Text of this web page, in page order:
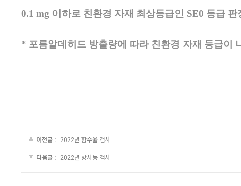
0.1 mg 이하로 친환경 자재 최상등급인 SE0 등급
* 포름알데히드 방출량에 따라 친환경 자재 등급이
이전글 : 2022년 함수율 검사
다음글 : 2022년 방사능 검사